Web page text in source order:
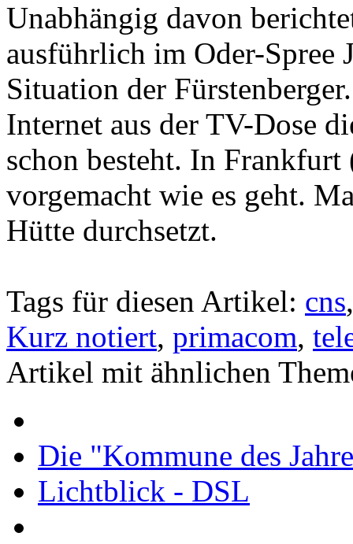
Unabhängig davon
ausführlich im Oder-Spree
Situation der
Internet aus der TV-Dose
schon besteht. In
vorgemacht wie es geht.
Hütte durchsetzt.
Tags für diesen Artikel: cns
Kurz notiert, primacom,
Artikel mit ähnlichen
Die "Kommune des
Lichtblick - DSL